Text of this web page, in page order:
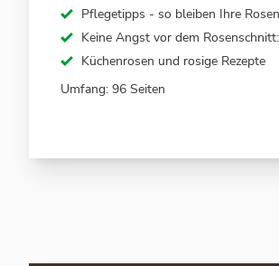
Pflegetipps - so bleiben Ihre
Keine Angst vor dem
Küchenrosen und rosige Rezepte
Umfang: 96 Seiten